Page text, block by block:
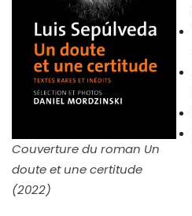
Couverture du roman Un
doute et une certitude
(2022)